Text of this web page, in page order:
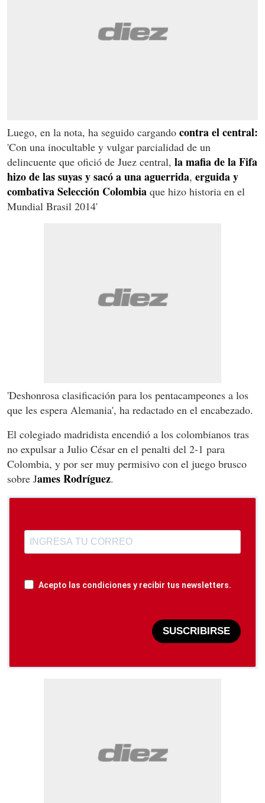
Luego, en la nota, ha seguido cargando contra el central:
'Con una inocultable y vulgar parcialidad de un
delincuente que ofició de Juez central, la mafia de la Fifa
hizo de las suyas y sacó a una aguerrida, erguida y
combativa Selección Colombia que hizo historia en el
Mundial Brasil 2014'
'Deshonrosa clasificación para los pentacampeones a los
que les espera Alemania', ha redactado en el encabezado.
El colegiado madridista encendió a los colombianos tras
no expulsar a Julio César en el penalti del 2-1 para
Colombia, y por ser muy permisivo con el juego brusco
sobre James Rodríguez.
Acepto las condiciones y recibir tus newsletters.
SUSCRIBIRSE